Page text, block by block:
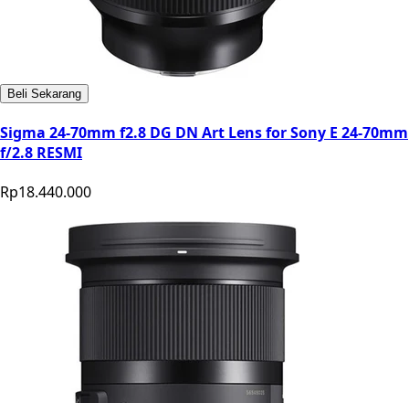
Beli Sekarang
Sigma 24-70mm f2.8 DG DN Art Lens for Sony E 24-70mm
f/2.8 RESMI
Rp18.440.000